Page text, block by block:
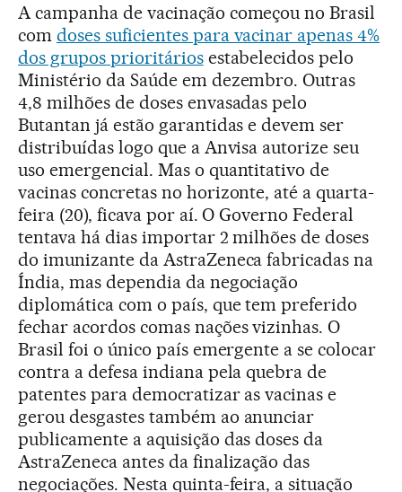
A campanha de vacinação começou no Brasil
com doses suficientes para vacinar apenas 4%
dos grupos prioritáriosestabelecidos pelo
Ministério da Saúde em dezembro. Outras
4,8 milhões de doses envasadas pelo
Butantan já estão garantidas e devem ser
distribuídas logo que a Anvisa autorize seu
uso emergencial. Mas o quantitativo de
vacinas concretas no horizonte, até a quarta-
feira (20), ficava por aí. O Governo Federal
tentava há dias importar 2 milhões de doses
do imunizante da AstraZeneca fabricadas na
Índia, mas dependia da negociação
diplomática com o país, que tem preferido
fechar acordos comas nações vizinhas. O
Brasil foi o único país emergente a se colocar
contra a defesa indiana pela quebra de
patentes para democratizar as vacinas e
gerou desgastes também ao anunciar
publicamente a aquisição das doses da
AstraZeneca antes da finalização das
negociações. Nesta quinta-feira, a situação